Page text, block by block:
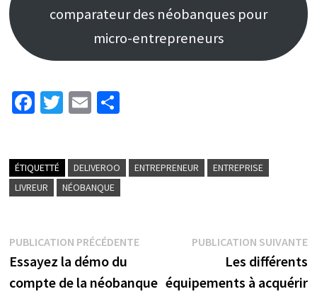
comparateur des néobanques pour
micro-entrepreneurs
Fa
o
o
T
er
E
l
P
ge
r
ÉTIQUETTÉ DELIVEROO ENTREPRENEUR
ENTREPRISE
LIVREUR
NÉOBANQUE
PUBLICATION PRÉCÉDENTE
Essayez la démo du
compte de la néobanque
PUBLICATION SUIVANTE
Les différents
équipements à acquérir